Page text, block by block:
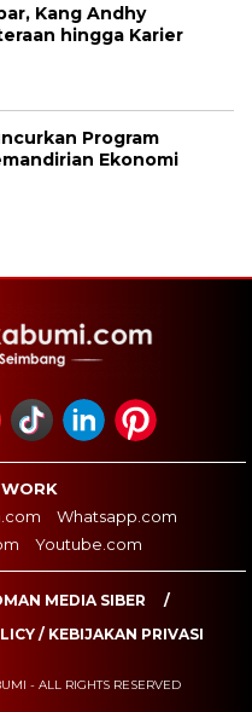
Kang Andhy
hingga Karier
Program
Ekonomi
Whatsapp.com
Youtube.com
MEDIA SIBER
/ KEBIJAKAN PRIVASI
- ALL RIGHTS RESERVED